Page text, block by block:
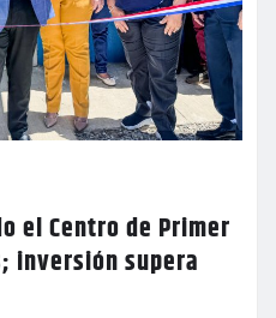
el Centro de Primer
inversión supera